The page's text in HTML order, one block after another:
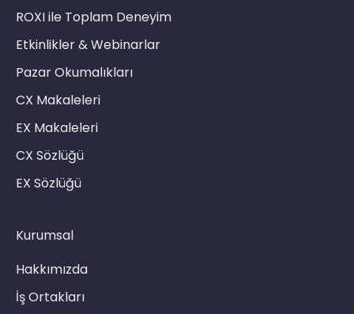
ROXI ile Toplam Deneyim
Etkinlikler & Webinarlar
Pazar Okumalıkları
CX Makaleleri
EX Makaleleri
CX Sözlüğü
EX Sözlüğü
Kurumsal
Hakkımızda
İş Ortakları